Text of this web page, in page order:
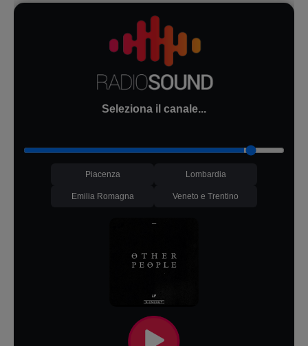
Seleziona il canale...
Piacenza Lombardia
Emilia Romagna Veneto e Trentino